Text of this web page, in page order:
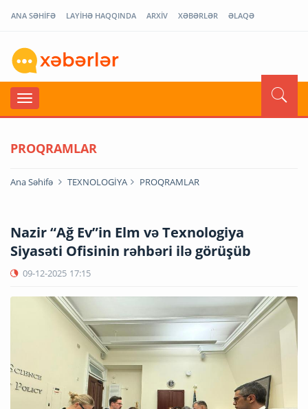
ANA SƏHİFƏ LAYİHƏ HAQQINDA ARXİV XƏBƏRLƏR ƏLAQƏ
PROQRAMLAR
Ana Səhifə TEXNOLOGİYA PROQRAMLAR
Nazir “Ağ Ev”in Elm və Texnologiya
Siyasəti Ofisinin rəhbəri ilə görüşüb
09-12-2025 17:15